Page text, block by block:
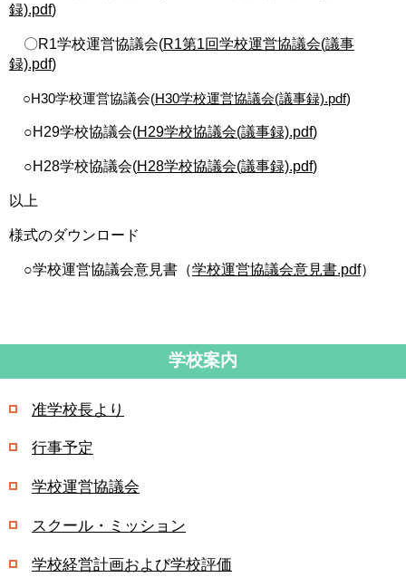
録).pdf)
〇R1学校運営協議会(R1第1回学校運営協議会(議事
録).pdf)
○H30学校運営協議会(H30学校運営協議会(議事録).pdf)
○H29学校協議会(H29学校協議会(議事録).pdf)
○H28学校協議会(H28学校協議会(議事録).pdf)
以上
様式のダウンロード
○学校運営協議会意見書（学校運営協議会意見書.pdf）
学校案内
准学校長より
行事予定
学校運営協議会
スクール・ミッション
学校経営計画および学校評価